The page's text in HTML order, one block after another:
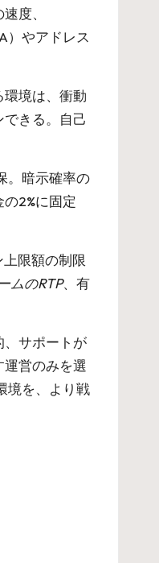
度、
）やアドレス
環境は、衝動
きる。自己
。暗示確率の
2%に固定
限額の制限
ムのRTP、有
、サポートが
運営のみを選
境を、より戦